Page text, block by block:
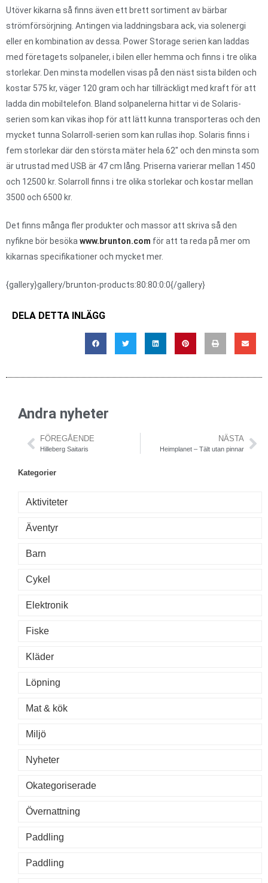
Utöver kikarna så finns även ett brett sortiment av bärbar
strömförsörjning. Antingen via laddningsbara ack, via solenergi
eller en kombination av dessa. Power Storage serien kan laddas
med företagets solpaneler, i bilen eller hemma och finns i tre olika
storlekar. Den minsta modellen visas på den näst sista bilden och
kostar 575 kr, väger 120 gram och har tillräckligt med kraft för att
ladda din mobiltelefon. Bland solpanelerna hittar vi de Solaris-
serien som kan vikas ihop för att lätt kunna transporteras och den
mycket tunna Solarroll-serien som kan rullas ihop. Solaris finns i
fem storlekar där den största mäter hela 62″ och den minsta som
är utrustad med USB är 47 cm lång. Priserna varierar mellan 1450
och 12500 kr. Solarroll finns i tre olika storlekar och kostar mellan
3500 och 6500 kr.
Det finns många fler produkter och massor att skriva så den
nyfikne bör besöka www.brunton.com för att ta reda på mer om
kikarnas specifikationer och mycket mer.
{gallery}gallery/brunton-products:80:80:0:0{/gallery}
DELA DETTA INLÄGG
Andra nyheter
FÖREGÅENDE
Hilleberg Saitaris
NÄSTA
Heimplanet – Tält utan pinnar
Kategorier
Aktiviteter
Äventyr
Barn
Cykel
Elektronik
Fiske
Kläder
Löpning
Mat & kök
Miljö
Nyheter
Okategoriserade
Övernattning
Paddling
Paddling